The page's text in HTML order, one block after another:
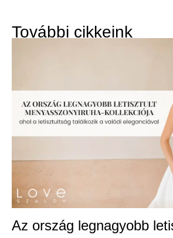
További cikkeink
Az ország legnagyobb